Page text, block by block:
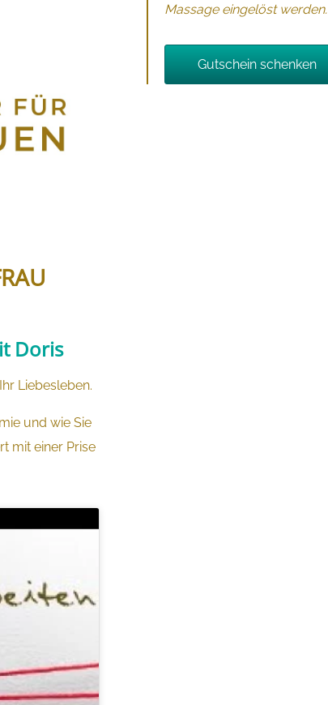
Doris
Liebesleben.
und wie Sie
mit einer Prise
Massage eingelöst werden.
Gutschein schenken